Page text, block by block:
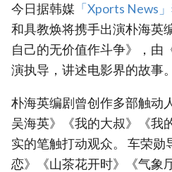
今日据韩媒 「Xports News
和具教焕将携手出演朴海英
自己的无价值作斗争》，由
演执导，讲述电影界的故事。
朴海英编剧曾创作多部触动
吴海英》《我的大叔》《我
实的笔触打动观众。 车荣勋
恋》《山茶花开时》《气象